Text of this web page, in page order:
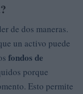
de dos maneras.
un activo puede
fondos de
porque
Esto permite